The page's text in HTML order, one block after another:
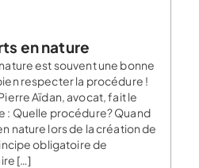
en nature
est souvent une bonne
respecter la procédure !
Aïdan, avocat, fait le
: Quelle procédure? Quand
nature lors de la création de
obligatoire de
[…]